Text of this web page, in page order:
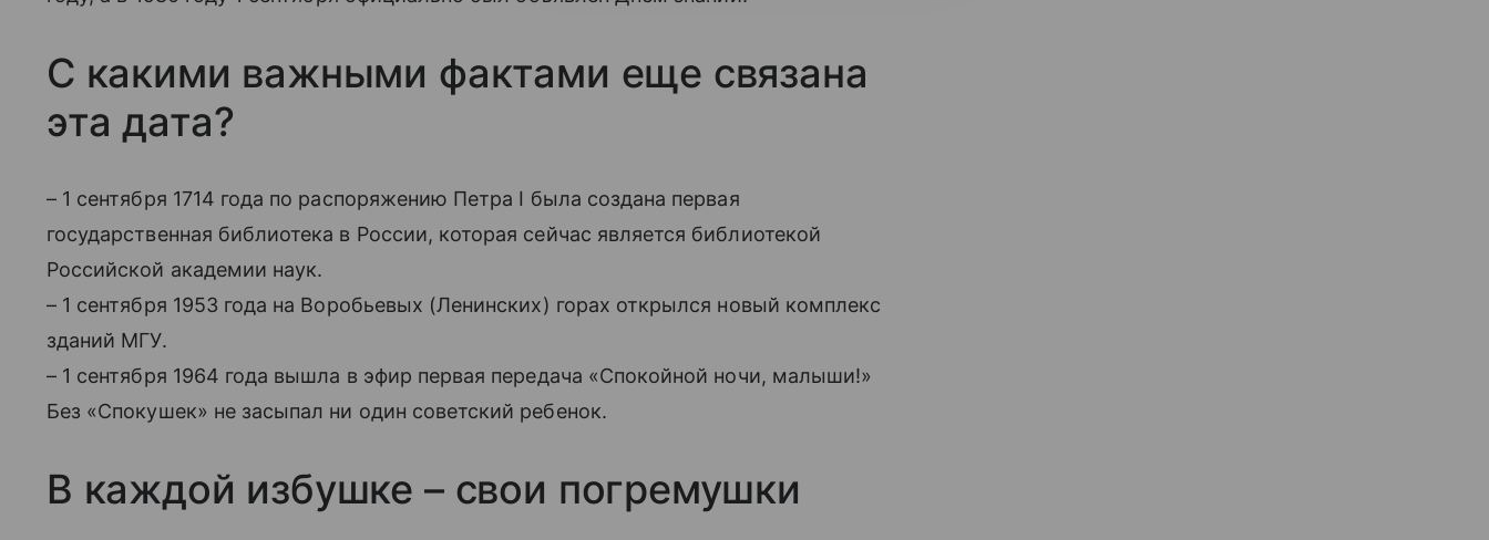
С какими важными фактами еще связана
эта дата?
– 1 сентября 1714 года по распоряжению Петра I была создана первая
государственная библиотека в России, которая сейчас является библиотекой
Российской академии наук.
– 1 сентября 1953 года на Воробьевых (Ленинских) горах открылся новый комплекс
зданий МГУ.
– 1 сентября 1964 года вышла в эфир первая передача «Спокойной ночи, малыши!»
Без «Спокушек» не засыпал ни один советский ребенок.
В каждой избушке – свои погремушки